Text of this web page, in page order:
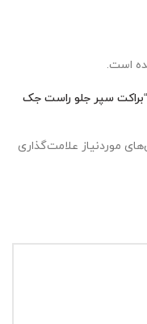
است.
سپر جلو راست جک
موردنیاز علامت‌گذاری